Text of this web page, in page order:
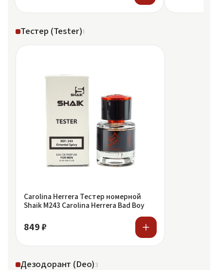
Тестер (Tester)1
Carolina Herrera Тестер номерной
Shaik M243 Carolina Herrera Bad Boy
849 ₽
Дезодорант (Deo)3